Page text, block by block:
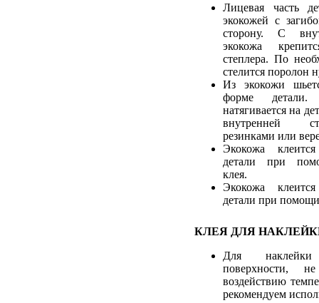
Лицевая часть
экокожей с
сторону. С
экокожа
степлера. По
стелится
Из экокожи
форме детали.
натягивается на
внутренней
резинками или
Экокожа
детали при
клея.
Экокожа
детали при
КЛЕЯ ДЛЯ
Для
поверхности,
воздействию
рекомендуем